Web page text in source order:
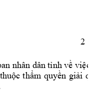
2
nhân dân tỉnh về việc
thuộc thẩm quyền giải